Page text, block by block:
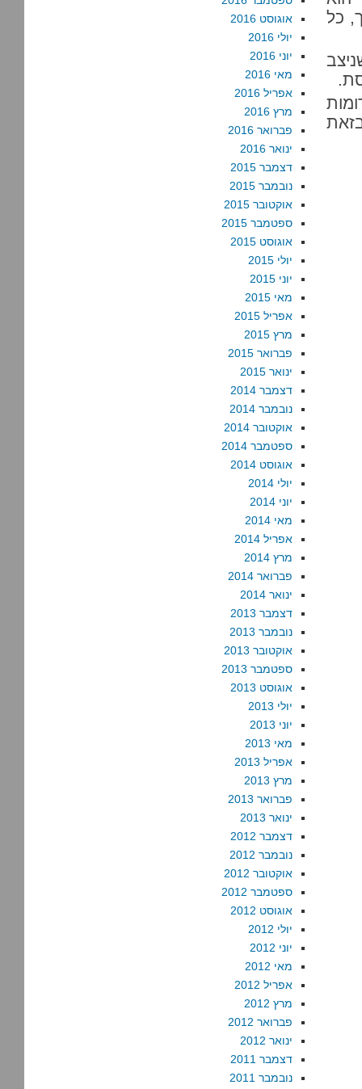
כל
אוגוסט 2016
יולי 2016
יוני 2016
מאי 2016
אפריל 2016
מרץ 2016
פברואר 2016
ינואר 2016
דצמבר 2015
נובמבר 2015
אוקטובר 2015
ספטמבר 2015
אוגוסט 2015
יולי 2015
יוני 2015
מאי 2015
אפריל 2015
מרץ 2015
פברואר 2015
ינואר 2015
דצמבר 2014
נובמבר 2014
אוקטובר 2014
ספטמבר 2014
אוגוסט 2014
יולי 2014
יוני 2014
מאי 2014
אפריל 2014
מרץ 2014
פברואר 2014
ינואר 2014
דצמבר 2013
נובמבר 2013
אוקטובר 2013
ספטמבר 2013
אוגוסט 2013
יולי 2013
יוני 2013
מאי 2013
אפריל 2013
מרץ 2013
פברואר 2013
ינואר 2013
דצמבר 2012
נובמבר 2012
אוקטובר 2012
ספטמבר 2012
אוגוסט 2012
יולי 2012
יוני 2012
מאי 2012
אפריל 2012
מרץ 2012
פברואר 2012
ינואר 2012
דצמבר 2011
נובמבר 2011